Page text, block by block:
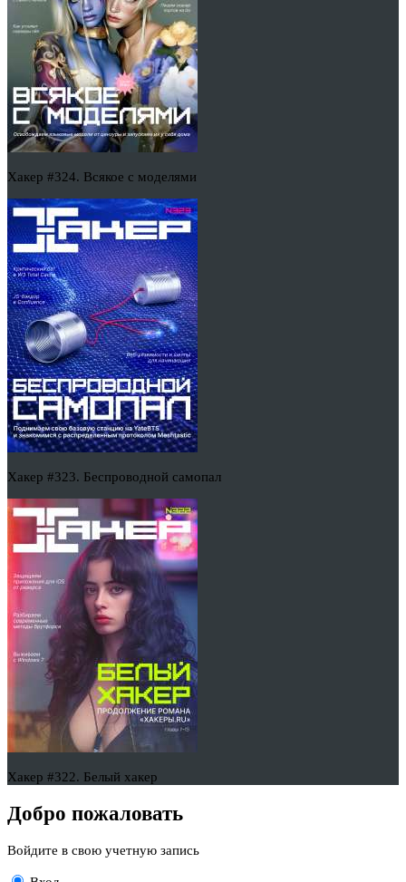
Хакер #324. Всякое с моделями
Хакер #323. Беспроводной самопал
Хакер #322. Белый хакер
Добро пожаловать
Войдите в свою учетную запись